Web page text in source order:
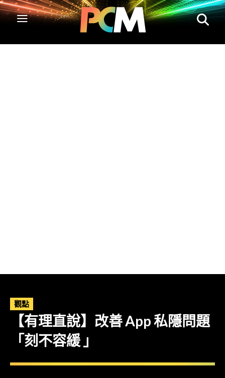
觀點
【有理直說】改善 App 私隱問題
「刻不容緩 」